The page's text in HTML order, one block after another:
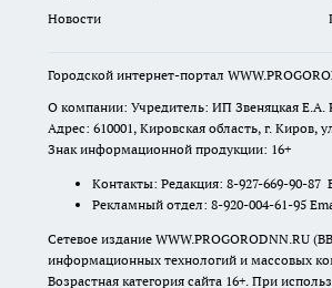
Новости
Городской интернет-портал
О компании: Учредитель: ИП Звеняцкая Е.А.
Адрес: 610001, Кировская область, г. Киров,
Знак информационной продукции: 16+
Контакты: Редакция: 8-927-669-90-87
Рекламный отдел: 8-920-004-61-95
Сетевое издание WWW.PROGORODNN.RU
информационных технологий и массовых
Возрастная категория сайта 16+. При